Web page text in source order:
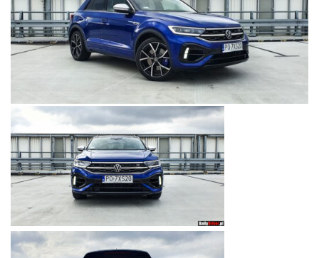
Przelicznik mocy
Auto z niemiec